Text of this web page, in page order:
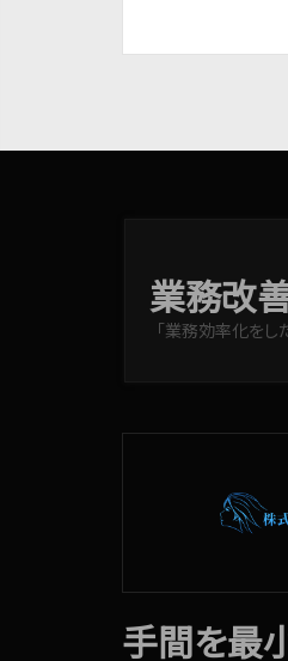
業務改
「業務効率化をし
手間を最